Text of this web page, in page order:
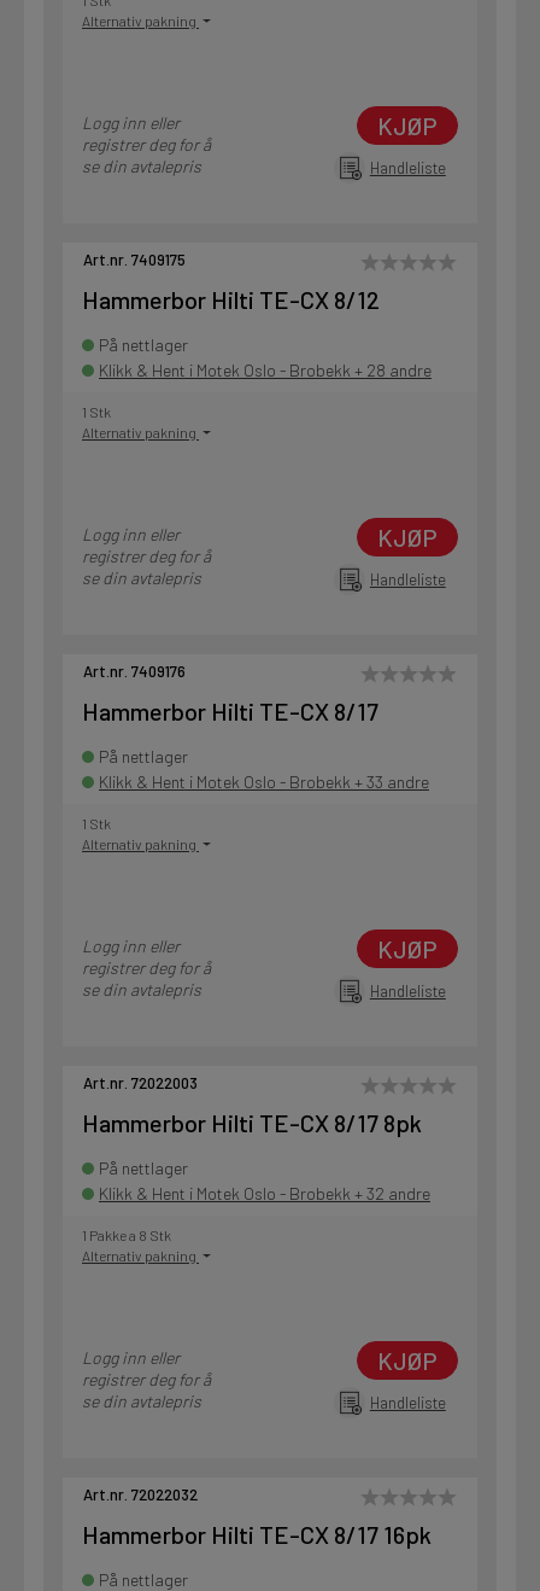
Alternativ pakning
Logg inn eller
registrer deg for å
se din avtalepris
KJØP
Handleliste
Art.nr. 7409175
Hammerbor Hilti TE-CX 8/12
På nettlager
Klikk & Hent i Motek Oslo - Brobekk + 28 andre
1 Stk
Alternativ pakning
Logg inn eller
registrer deg for å
se din avtalepris
KJØP
Handleliste
Art.nr. 7409176
Hammerbor Hilti TE-CX 8/17
På nettlager
Klikk & Hent i Motek Oslo - Brobekk + 33 andre
1 Stk
Alternativ pakning
Logg inn eller
registrer deg for å
se din avtalepris
KJØP
Handleliste
Art.nr. 72022003
Hammerbor Hilti TE-CX 8/17 8pk
På nettlager
Klikk & Hent i Motek Oslo - Brobekk + 32 andre
1 Pakke a 8 Stk
Alternativ pakning
Logg inn eller
registrer deg for å
se din avtalepris
KJØP
Handleliste
Art.nr. 72022032
Hammerbor Hilti TE-CX 8/17 16pk
På nettlager